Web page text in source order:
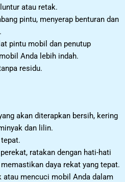
atau retak.
pintu, menyerap benturan dan
pintu mobil dan penutup
Anda lebih indah.
residu.
akan diterapkan bersih, kering
dan lilin.
ratakan dengan hati-hati
daya rekat yang tepat.
atau mencuci mobil Anda dalam